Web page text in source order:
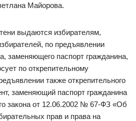
Майорова.
выдаются избирателям,
по предъявлении
заменяющего паспорт гражданина,
по открепительному
также открепительного
заменяющий паспорт гражданина
закона от 12.06.2002 № 67-ФЗ «Об
прав и права на